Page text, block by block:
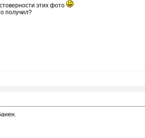
этих фото
получил?